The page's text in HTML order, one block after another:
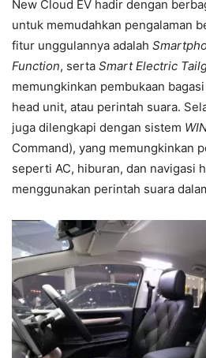
New Cloud EV hadir dengan
untuk memudahkan pengalaman
fitur unggulannya adalah
Function, serta Smart Electric
memungkinkan pembukaan
head unit, atau perintah suara.
juga dilengkapi dengan sistem
Command), yang memungkinkan
seperti AC, hiburan, dan navigasi
menggunakan perintah suara